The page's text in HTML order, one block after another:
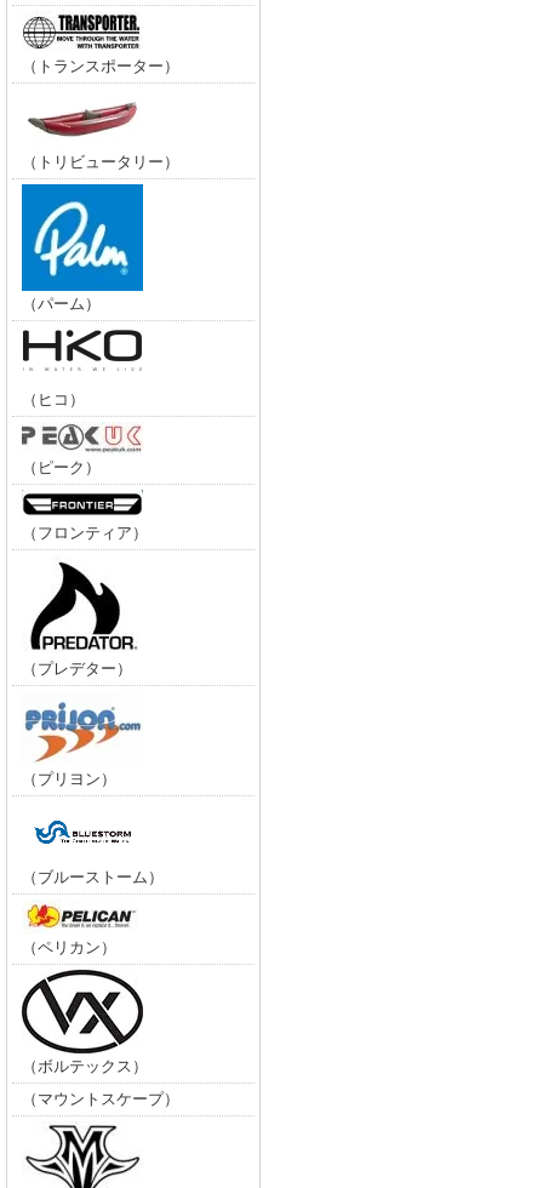
（トランスポーター）
（トリビュータリー）
（パーム）
（ヒコ）
（ピーク）
（フロンティア）
（プレデター）
（プリヨン）
（ブルーストーム）
（ペリカン）
（ボルテックス）
（マウントスケープ）